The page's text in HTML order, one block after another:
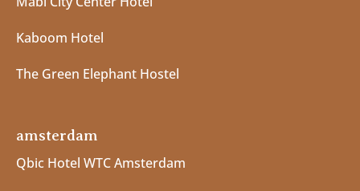
Kaboom Hotel
The Green Elephant Hostel
amsterdam
Qbic Hotel WTC Amsterdam